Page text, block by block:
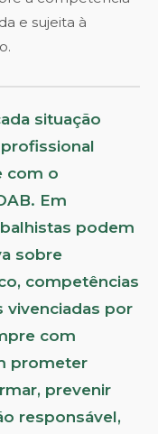
e sujeita à
situação
com o
Em
podem
sobre
competências
vivenciadas por
com
prometer
prevenir
responsável,